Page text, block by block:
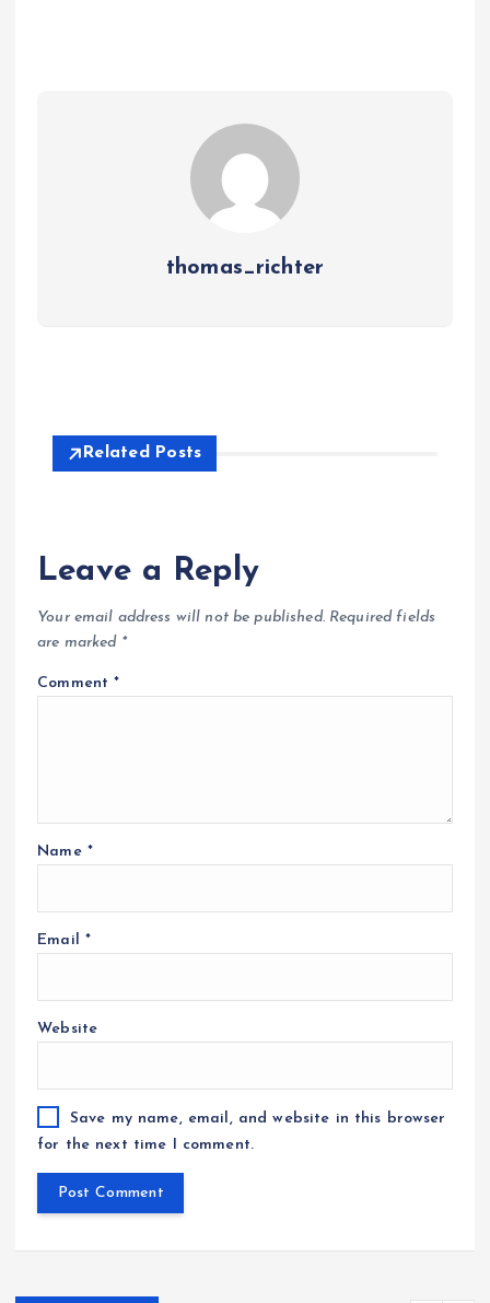
thomas_richter
Related Posts
Leave a Reply
Your email address will not be published. Required fields
are marked *
Comment*
Name *
Email *
Website
Save my name, email, and website in this browser
for the next time I comment.